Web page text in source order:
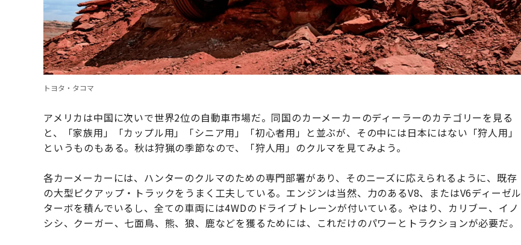
トヨタ・タコマ
アメリカは中国に次いで世界2位の自動車市場だ。同国のカーメーカーのディーラーのカテゴリーを見る
と、「家族用」「カップル用」「シニア用」「初心者用」と並ぶが、その中には日本にはない「狩人用」
というものもある。秋は狩猟の季節なので、「狩人用」のクルマを見てみよう。
各カーメーカーには、ハンターのクルマのための専門部署があり、そのニーズに応えられるように、既存
の大型ピクアップ・トラックをうまく工夫している。エンジンは当然、力のあるV8、またはV6ディーゼル
ターボを積んでいるし、全ての車両には4WDのドライブトレーンが付いている。やはり、カリブー、イノ
シシ、クーガー、七面鳥、熊、狼、鹿などを獲るためには、これだけのパワーとトラクションが必要だ。